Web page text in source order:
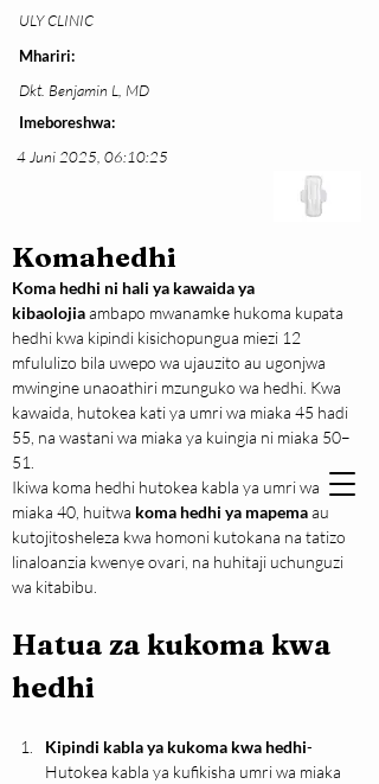
ULY CLINIC
Mhariri:
Dkt. Benjamin L, MD
Imeboreshwa:
4 Juni 2025, 06:10:25
Komahedhi
Koma hedhi ni hali ya kawaida ya
kibaolojia ambapo mwanamke hukoma kupata
hedhi kwa kipindi kisichopungua miezi 12
mfululizo bila uwepo wa ujauzito au ugonjwa
mwingine unaoathiri mzunguko wa hedhi. Kwa
kawaida, hutokea kati ya umri wa miaka 45 hadi
55, na wastani wa miaka ya kuingia ni miaka 50–
51.
Ikiwa koma hedhi hutokea kabla ya umri wa
miaka 40, huitwa koma hedhi ya mapema au
kutojitosheleza kwa homoni kutokana na tatizo
linaloanzia kwenye ovari, na huhitaji uchunguzi
wa kitabibu.
Hatua za kukoma kwa
hedhi
Kipindi kabla ya kukoma kwa hedhi-
Hutokea kabla ya kufikisha umri wa miaka